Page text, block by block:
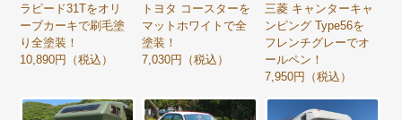
ラピード31Tをオリ
ーブカーキで刷毛塗
り全塗装！
10,890円（税込）
トヨタ コースターを
マットホワイトで全
塗装！
7,030円（税込）
三菱 キャンターキャ
ンピング Type56を
フレンチグレーでオ
ールペン！
7,950円（税込）